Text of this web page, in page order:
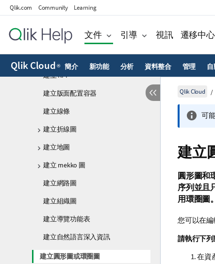
Qlik.com Community Learning
文件 引導 視訊 遷移中心
Qlik Cloud ® 簡介 新功能 分析 資料整合 管理
建立量測計
建立直方圖
建立影像物件
建立 KPI
建立版面配置容器
建立線條
建立折線圖
建立地圖
建立 mekko 圖
建立網路圖
建立組織圖
建立導覽功能表
建立自然語言深入資訊
建立圓形圖或環圈圖
Qlik Cloud
可
建立
圓形圖和
序列並且
用環圈圖。
您可以在
請執行下列
在資